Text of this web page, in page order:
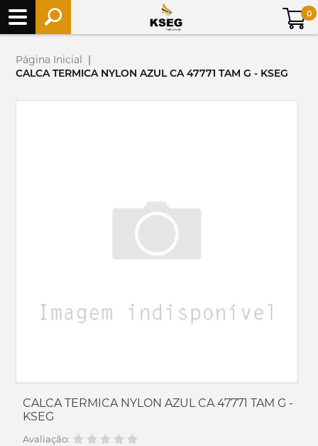
0
Página Inicial |
CALCA TERMICA NYLON AZUL CA 47771 TAM G - KSEG
CALCA TERMICA NYLON AZUL CA 47771 TAM G -
KSEG
Avaliação: